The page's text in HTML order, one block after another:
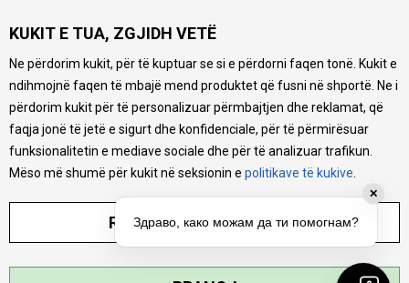
Pyetjet më të shpeshta
Ne bëjmë çmos që të ofrojmë një përshkrim sa më të saktë
të produkteve tona, ofrojmë edhe foto e çmimin, por nuk
mund të garantojmë që informacioni është i plotë e pa
gabime. Të gjitha produktet janë pjesë e portfolios sonë, por
kjo nuk do të thotë se janë në gjendje në çdo çast.
KUKIT E TUA, ZGJIDH VETË
Ne përdorim kukit, për të kuptuar se si e përdorni faqen tonë. Kukit e
ndihmojnë faqen të mbajë mend produktet që fusni në shportë. Ne i
përdorim kukit për të personalizuar përmbajtjen dhe reklamat, që
faqja jonë të jetë e sigurt dhe konfidenciale, për të përmirësuar
funksionalitetin e mediave sociale dhe për të analizuar trafikun.
Mëso më shumë për kukit në seksionin e politikave të kukive
RREGULLO PARAMETRAT
✕
Здраво, како можам да ти помогнам?